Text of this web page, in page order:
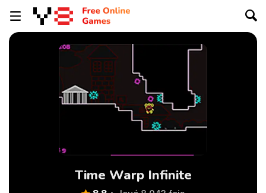
Time Warp Infinite